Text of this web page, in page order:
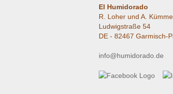
El Humidorado
R. Loher und A.
Ludwigstraße 54
DE - 82467 Garmisch-
info@humidorado.de